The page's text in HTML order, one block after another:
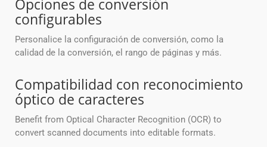
Opciones de conversión
configurables
Personalice la configuración de conversión, como la
calidad de la conversión, el rango de páginas y más.
Compatibilidad con reconocimiento
óptico de caracteres
Benefit from Optical Character Recognition (OCR) to
convert scanned documents into editable formats.